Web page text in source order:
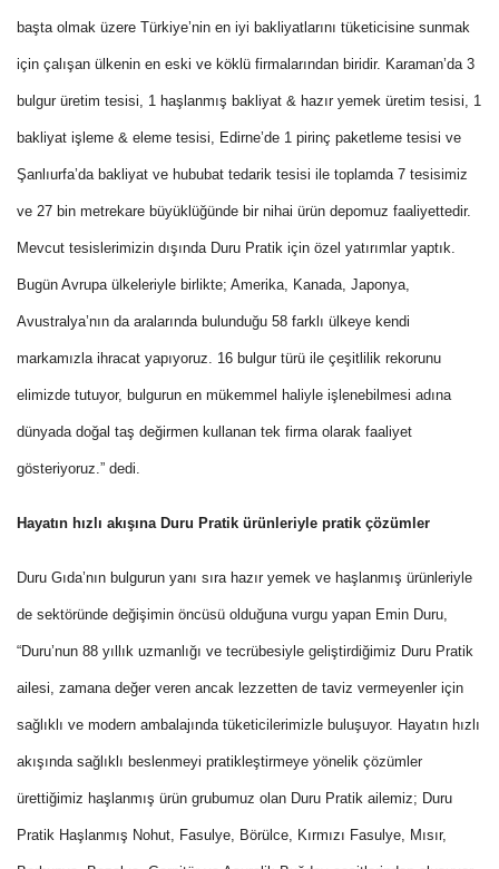
başta olmak üzere Türkiye’nin en iyi bakliyatlarını tüketicisine sunmak
için çalışan ülkenin en eski ve köklü firmalarından biridir. Karaman’da 3
bulgur üretim tesisi, 1 haşlanmış bakliyat & hazır yemek üretim tesisi, 1
bakliyat işleme & eleme tesisi, Edirne’de 1 pirinç paketleme tesisi ve
Şanlıurfa’da bakliyat ve hububat tedarik tesisi ile toplamda 7 tesisimiz
ve 27 bin metrekare büyüklüğünde bir nihai ürün depomuz faaliyettedir.
Mevcut tesislerimizin dışında Duru Pratik için özel yatırımlar yaptık.
Bugün Avrupa ülkeleriyle birlikte; Amerika, Kanada, Japonya,
Avustralya’nın da aralarında bulunduğu 58 farklı ülkeye kendi
markamızla ihracat yapıyoruz. 16 bulgur türü ile çeşitlilik rekorunu
elimizde tutuyor, bulgurun en mükemmel haliyle işlenebilmesi adına
dünyada doğal taş değirmen kullanan tek firma olarak faaliyet
gösteriyoruz.” dedi.
Hayatın hızlı akışına Duru Pratik ürünleriyle pratik çözümler
Duru Gıda’nın bulgurun yanı sıra hazır yemek ve haşlanmış ürünleriyle
de sektöründe değişimin öncüsü olduğuna vurgu yapan Emin Duru,
“Duru’nun 88 yıllık uzmanlığı ve tecrübesiyle geliştirdiğimiz Duru Pratik
ailesi, zamana değer veren ancak lezzetten de taviz vermeyenler için
sağlıklı ve modern ambalajında tüketicilerimizle buluşuyor. Hayatın hızlı
akışında sağlıklı beslenmeyi pratikleştirmeye yönelik çözümler
ürettiğimiz haşlanmış ürün grubumuz olan Duru Pratik ailemiz; Duru
Pratik Haşlanmış Nohut, Fasulye, Börülce, Kırmızı Fasulye, Mısır,